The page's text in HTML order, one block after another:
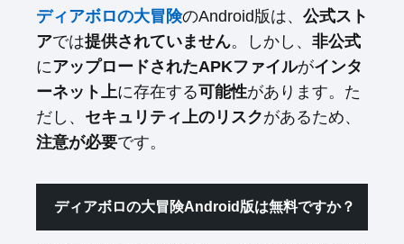
ディアボロの大冒険のAndroid版は、 公式スト
アでは提供されていません。しかし、 非公式
にアップロードされたAPKファイルがインタ
ーネット上に存在する可能性があります。た
だし、 セキュリティ上のリスクがあるため、
注意が必要です。
ディアボロの大冒険Android版は無料ですか？